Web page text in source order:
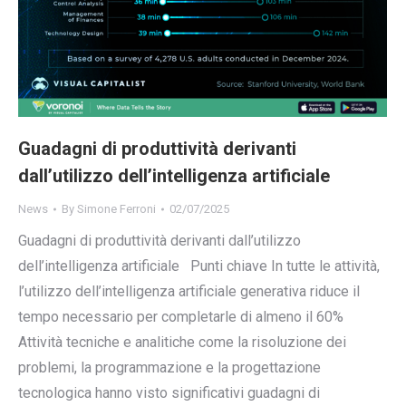
Guadagni di produttività derivanti
dall’utilizzo dell’intelligenza artificiale
News By Simone Ferroni 02/07/2025
Guadagni di produttività derivanti dall’utilizzo
dell’intelligenza artificiale Punti chiave In tutte le attività,
l’utilizzo dell’intelligenza artificiale generativa riduce il
tempo necessario per completarle di almeno il 60%
Attività tecniche e analitiche come la risoluzione dei
problemi, la programmazione e la progettazione
tecnologica hanno visto significativi guadagni di